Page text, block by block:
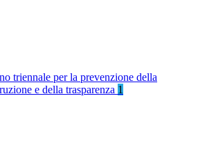
triennale per la prevenzione della
e della trasparenza 1